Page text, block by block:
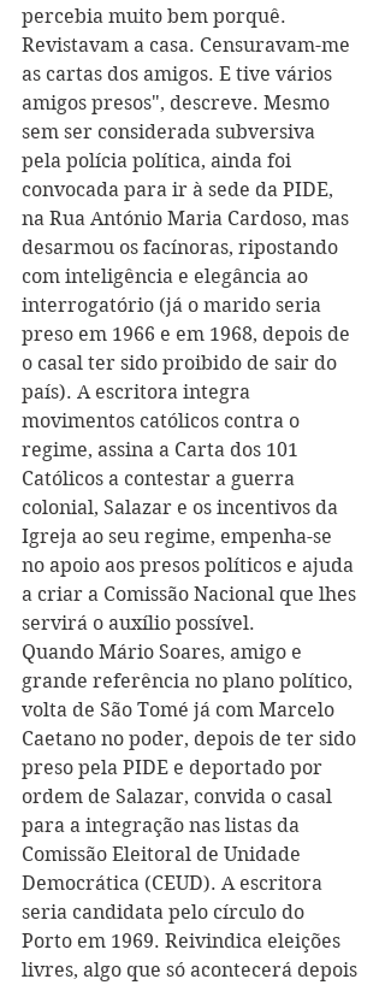
percebia muito bem porquê.
Revistavam a casa. Censuravam-me
as cartas dos amigos. E tive vários
amigos presos", descreve. Mesmo
sem ser considerada subversiva
pela polícia política, ainda foi
convocada para ir à sede da PIDE,
na Rua António Maria Cardoso, mas
desarmou os facínoras, ripostando
com inteligência e elegância ao
interrogatório (já o marido seria
preso em 1966 e em 1968, depois de
o casal ter sido proibido de sair do
país). A escritora integra
movimentos católicos contra o
regime, assina a Carta dos 101
Católicos a contestar a guerra
colonial, Salazar e os incentivos da
Igreja ao seu regime, empenha-se
no apoio aos presos políticos e ajuda
a criar a Comissão Nacional que lhes
servirá o auxílio possível.
Quando Mário Soares, amigo e
grande referência no plano político,
volta de São Tomé já com Marcelo
Caetano no poder, depois de ter sido
preso pela PIDE e deportado por
ordem de Salazar, convida o casal
para a integração nas listas da
Comissão Eleitoral de Unidade
Democrática (CEUD). A escritora
seria candidata pelo círculo do
Porto em 1969. Reivindica eleições
livres, algo que só acontecerá depois